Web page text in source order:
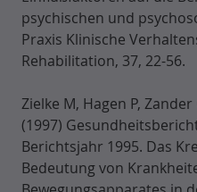
psychischen und
Praxis Klinische
Rehabilitation, 37, 22-56.
Zielke M, Hagen P,
(1997)
Berichtsjahr 1995. Das
Bedeutung von